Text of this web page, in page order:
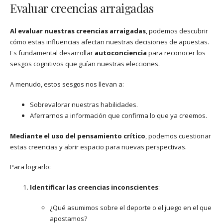
Evaluar creencias arraigadas
Al evaluar nuestras creencias arraigadas, podemos descubrir
cómo estas influencias afectan nuestras decisiones de apuestas.
Es fundamental desarrollar autoconciencia para reconocer los
sesgos cognitivos que guían nuestras elecciones.
A menudo, estos sesgos nos llevan a:
Sobrevalorar nuestras habilidades.
Aferrarnos a información que confirma lo que ya creemos.
Mediante el uso del pensamiento crítico, podemos cuestionar
estas creencias y abrir espacio para nuevas perspectivas.
Para lograrlo:
Identificar las creencias inconscientes:
¿Qué asumimos sobre el deporte o el juego en el que
apostamos?